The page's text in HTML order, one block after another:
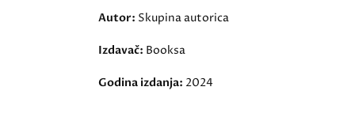
Autor: Skupina autorica
Izdavač: Booksa
Godina izdanja: 2024